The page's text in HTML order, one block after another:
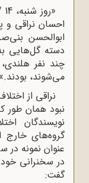
احسان نراقی و
ابوالحسن
دسته گل‌هایی به
چند نفر هلندی،
می‌شوند، بودند.»
نراقی از
نبود همان طور
نویسندگان
گروه‌های خارج
در سخنرانی
گفت: